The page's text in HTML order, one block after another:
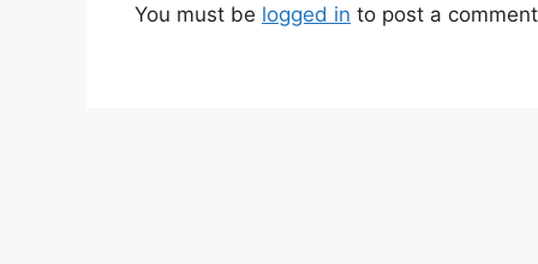
You must be logged in to post a